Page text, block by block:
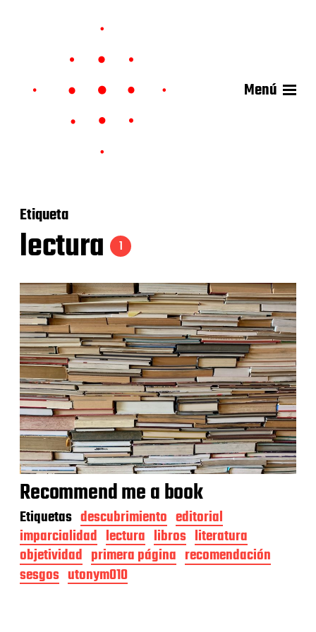
Menú
Etiqueta
lectura 1
Recommend me a book
Etiquetas descubrimiento editorial
imparcialidad lectura libros literatura
objetividad primera página recomendación
sesgos utonym010